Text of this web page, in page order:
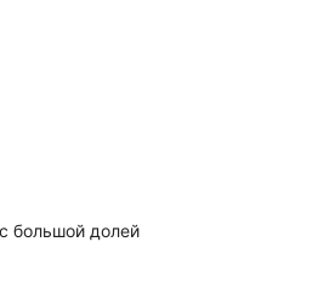
большой долей